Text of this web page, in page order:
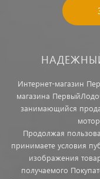
Интернет-магазин
магазина
занимающийся
Продолжая
принимаете условия
изображения
получаемого